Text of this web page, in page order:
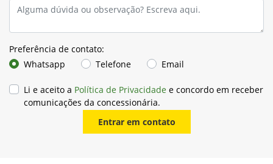
Preferência de contato:
Whatsapp
Telefone Email
Li e aceito a Política de Privacidade e concordo em receber
comunicações da concessionária.
Entrar em contato